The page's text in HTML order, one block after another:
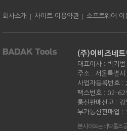
회사소개 | 사이트 이용약관 | 소프트웨어 이
(주)이비즈네트
대표이사 : 박기범
주소 : 서울특별
사업자등록번호
팩스번호 : 02-
통신판매신고 :
부가통신판매업 :
본 사이트는 바닥툴즈